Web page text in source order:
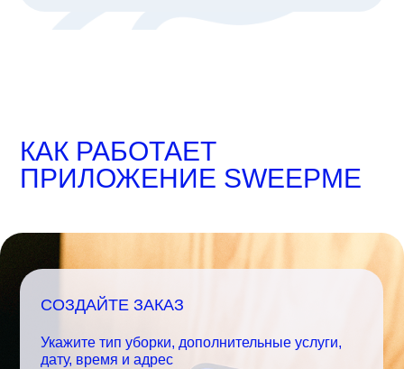
КАК РАБОТАЕТ
ПРИЛОЖЕНИЕ SWEEPME
СОЗДАЙТЕ ЗАКАЗ
Укажите тип уборки, дополнительные услуги,
дату, время и адрес